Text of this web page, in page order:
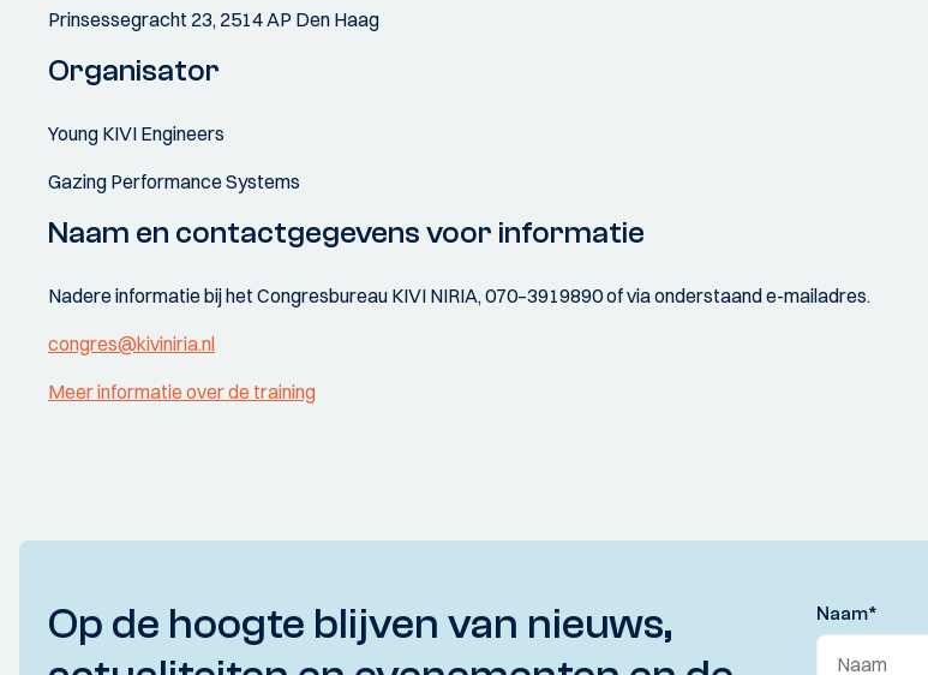
Prinsessegracht 23, 2514 AP Den Haag
Organisator
Young KIVI Engineers
Gazing Performance Systems
Naam en contactgegevens voor informatie
Nadere informatie bij het Congresbureau KIVI NIRIA, 070–3919890 of via onderstaand e-mailadres.
congres@kiviniria.nl
Meer informatie over de training
Op de hoogte blijven van nieuws,
Naam*